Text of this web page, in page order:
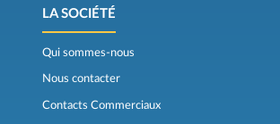
LA SOCIÉTÉ
Qui sommes-nous
Nous contacter
Contacts Commerciaux